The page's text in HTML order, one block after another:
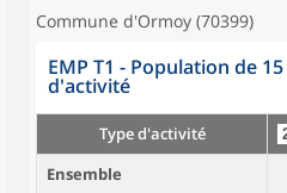
Commune d'Ormoy (70399)
EMP T1 - Population de
d'activité
Type d'activité
Ensemble